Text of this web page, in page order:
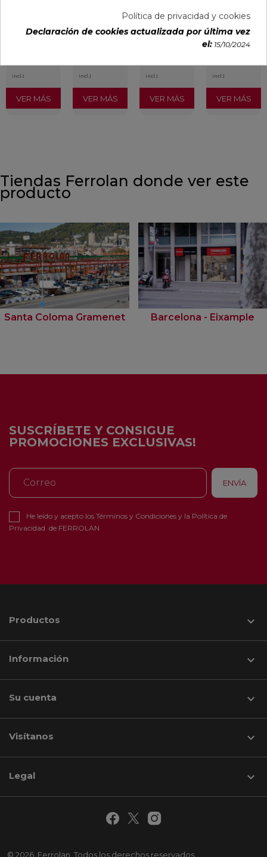
PVP
incl.)
VER MÁS
PVP
incl.)
VER MÁS
91080301
PVP
incl.)
VER MÁS
91086600
PVP
25,29 €
incl.)
VER MÁS
Tiendas Ferrolan donde ver este
producto
Santa Coloma Gramenet Barcelona - Eixample
SUSCRÍBETE Y CONSIGUE
PROMOCIONES EXCLUSIVAS!
He leído y acepto los Términos y Condiciones y la Política de
Privacidad de FERROLAN
Productos 
Información 
Su cuenta 
Visítanos keyboard_arrow_down
© 2026. Ferrolan. Todos los derechos reservados.
Legal 
Política de privacidad y cookies
Declaración de cookies actualizada por última vez
el: 15/10/2024